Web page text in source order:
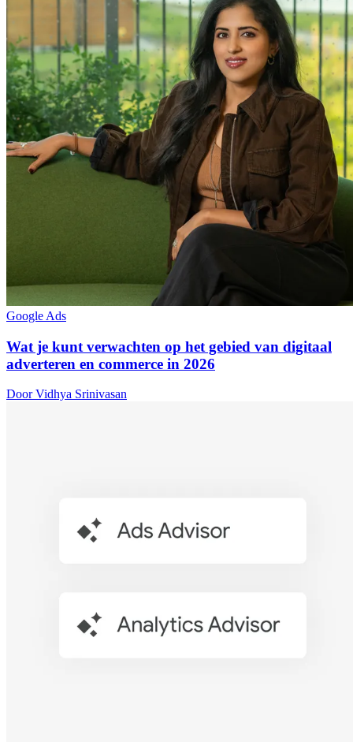
Google Ads
Wat je kunt verwachten op het gebied van digitaal
adverteren en commerce in 2026
Door Vidhya Srinivasan